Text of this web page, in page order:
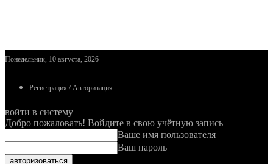
Понедельник, 10 августа, 2026
Регистрация / Авторизация
войти в систему
Добро пожаловать! Войдите в свою учётную запись
Ваше имя пользователя
Ваш пароль